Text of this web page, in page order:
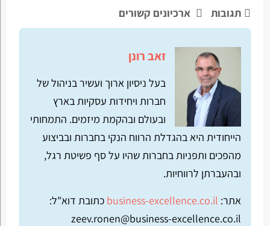
תגובות ארכיונים קשורים
זאב רונן
בעל ניסיון ארוך ועשיר בניהול של
חברות ויחידות עסקיות בארץ
ובעולם ובהקמת מיזמים. התמחותי
הייחודית היא בהגדלת הרווח הנקי בחברות ובביצוע
מהפכים ותפניות בחברות שהיו על סף פשיטת רגל,
ובהעברתן לרווחיות.
אתר: business-excellence.co.il כתובת דוא"ל:
zeev.ronen@business-excellence.co.il